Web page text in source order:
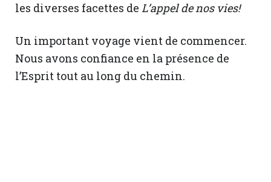
les diverses facettes de L’appel de nos vies!
Un important voyage vient de commencer.
Nous avons confiance en la présence de
l’Esprit tout au long du chemin.